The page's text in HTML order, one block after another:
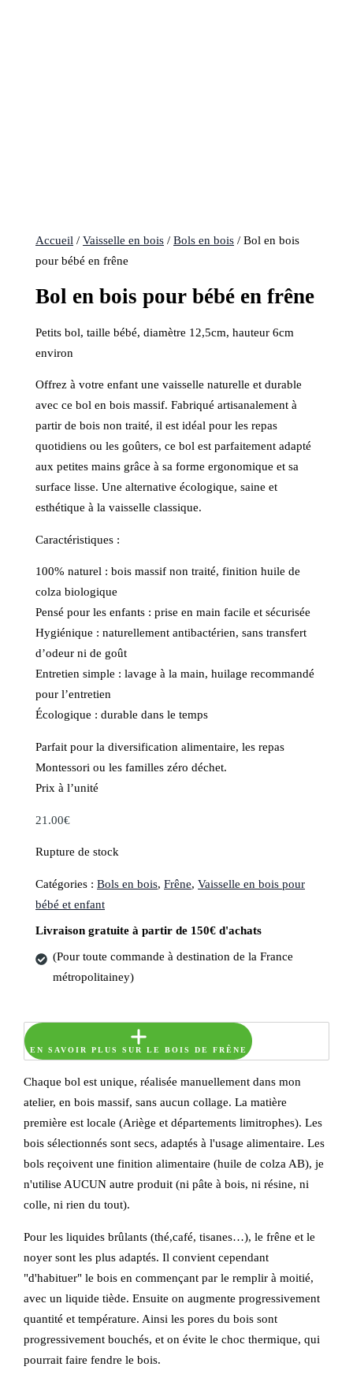
Accueil /Vaisselle en bois /Bols en bois / Bol en bois
pour bébé en frêne
Bol en bois pour bébé en frêne
Petits bol, taille bébé, diamètre 12,5cm, hauteur 6cm
environ
Offrez à votre enfant une vaisselle naturelle et durable
avec ce bol en bois massif. Fabriqué artisanalement à
partir de bois non traité, il est idéal pour les repas
quotidiens ou les goûters, ce bol est parfaitement adapté
aux petites mains grâce à sa forme ergonomique et sa
surface lisse. Une alternative écologique, saine et
esthétique à la vaisselle classique.
Caractéristiques :
100% naturel : bois massif non traité, finition huile de
colza biologique
Pensé pour les enfants : prise en main facile et sécurisée
Hygiénique : naturellement antibactérien, sans transfert
d’odeur ni de goût
Entretien simple : lavage à la main, huilage recommandé
pour l’entretien
Écologique : durable dans le temps
Parfait pour la diversification alimentaire, les repas
Montessori ou les familles zéro déchet.
Prix à l’unité
21.00€
Rupture de stock
Catégories :Bols en bois,Frêne,Vaisselle en bois pour
bébé et enfant
Livraison gratuite à partir de 150€ d'achats
(Pour toute commande à destination de la France
métropolitainey)
EN SAVOIR PLUS SUR LE BOIS DE FRÊNE
Chaque bol est unique, réalisée manuellement dans mon
atelier, en bois massif, sans aucun collage. La matière
première est locale (Ariège et départements limitrophes). Les
bois sélectionnés sont secs, adaptés à l'usage alimentaire. Les
bols reçoivent une finition alimentaire (huile de colza AB), je
n'utilise AUCUN autre produit (ni pâte à bois, ni résine, ni
colle, ni rien du tout).
Pour les liquides brûlants (thé,café, tisanes…), le frêne et le
noyer sont les plus adaptés. Il convient cependant
"d'habituer" le bois en commençant par le remplir à moitié,
avec un liquide tiède. Ensuite on augmente progressivement
quantité et température. Ainsi les pores du bois sont
progressivement bouchés, et on évite le choc thermique, qui
pourrait faire fendre le bois.